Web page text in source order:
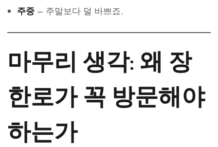
주중– 주말보다 덜 바쁘죠.
마무리 생각: 왜 장
한로가 꼭 방문해야
하는가